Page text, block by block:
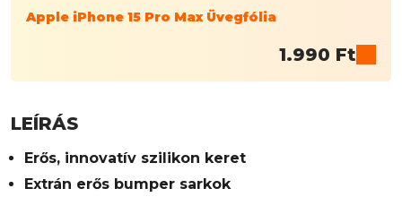
Apple iPhone 15 Pro Max Üvegfólia
1.990 Ft
LEÍRÁS
Erős, innovatív szilikon keret
Extrán erős bumper sarkok